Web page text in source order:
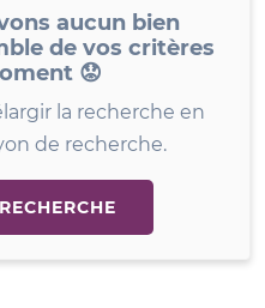
aucun bien
de vos critères
😟
la recherche en
de recherche.